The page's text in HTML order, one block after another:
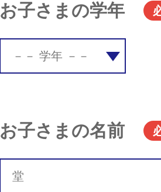
お子さまの学年
お子さまの名前